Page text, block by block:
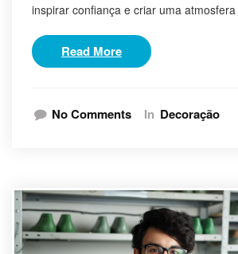
inspirar confiança e criar uma
Read More
No Comments In Decoração